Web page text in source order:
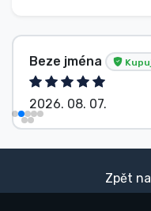
Beze jména
2026. 08. 07.
Zpět